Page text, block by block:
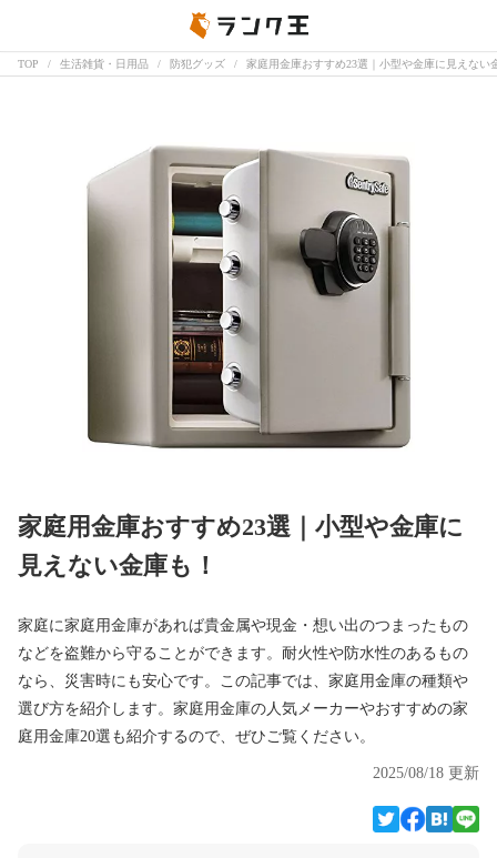
TOP 生活雑貨・日用品 防犯グッズ 家庭用金庫おすすめ23選｜小型や金庫に見えない
家庭用金庫おすすめ23選｜小型や金庫に
見えない金庫も！
家庭に家庭用金庫があれば貴金属や現金・想い出のつまったもの
などを盗難から守ることができます。耐火性や防水性のあるもの
なら、災害時にも安心です。この記事では、家庭用金庫の種類や
選び方を紹介します。家庭用金庫の人気メーカーやおすすめの家
庭用金庫20選も紹介するので、ぜひご覧ください。
2025/08/18 更新